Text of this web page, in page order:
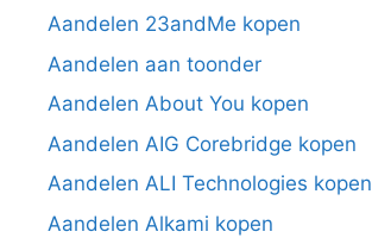
Aandelen 23andMe kopen
Aandelen aan toonder
Aandelen About You kopen
Aandelen AIG Corebridge kopen
Aandelen ALI Technologies kopen
Aandelen Alkami kopen